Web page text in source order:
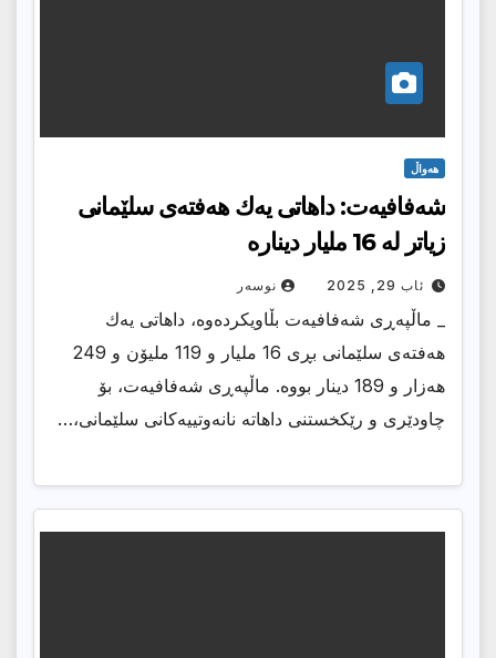
هەواڵ
شەفافیەت: داهاتی یەك هەفتەی سلێمانی
زیاتر لە 16 ملیار دینارە
ئاب 29, 2025 نوسەر
_ ماڵپەڕی شەفافیەت بڵاویکردەوە، داهاتی یەك
هەفتەی سلێمانی بڕی 16 ملیار و 119 ملیۆن و 249
هەزار و 189 دینار بووە. ماڵپەڕی شەفافیەت، بۆ
چاودێری و رێكخستنی داهاتە نانەوتییەكانی سلێمانی،…